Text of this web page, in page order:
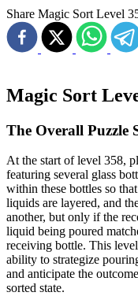
Share Magic Sort Level
Magic Sort
The Overall Puzzle
At the start of level 358,
featuring several glass
within these bottles so
liquids are layered, and
another, but only if the
liquid being poured
receiving bottle. This
ability to strategize
and anticipate the
sorted state.